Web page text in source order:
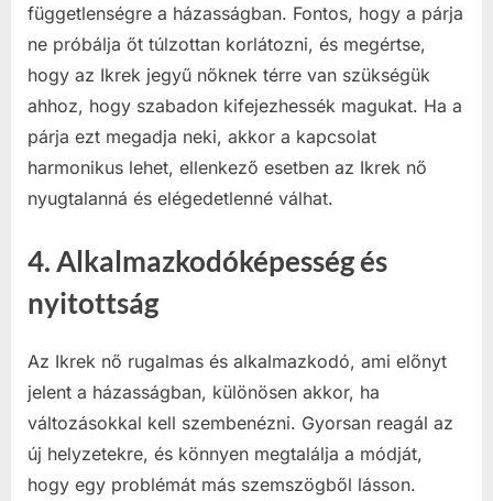
függetlenségre a házasságban. Fontos, hogy a párja
ne próbálja őt túlzottan korlátozni, és megértse,
hogy az Ikrek jegyű nőknek térre van szükségük
ahhoz, hogy szabadon kifejezhessék magukat. Ha a
párja ezt megadja neki, akkor a kapcsolat
harmonikus lehet, ellenkező esetben az Ikrek nő
nyugtalanná és elégedetlenné válhat.
4.Alkalmazkodóképesség és
nyitottság
Az Ikrek nő rugalmas és alkalmazkodó, ami előnyt
jelent a házasságban, különösen akkor, ha
változásokkal kell szembenézni. Gyorsan reagál az
új helyzetekre, és könnyen megtalálja a módját,
hogy egy problémát más szemszögből lásson.